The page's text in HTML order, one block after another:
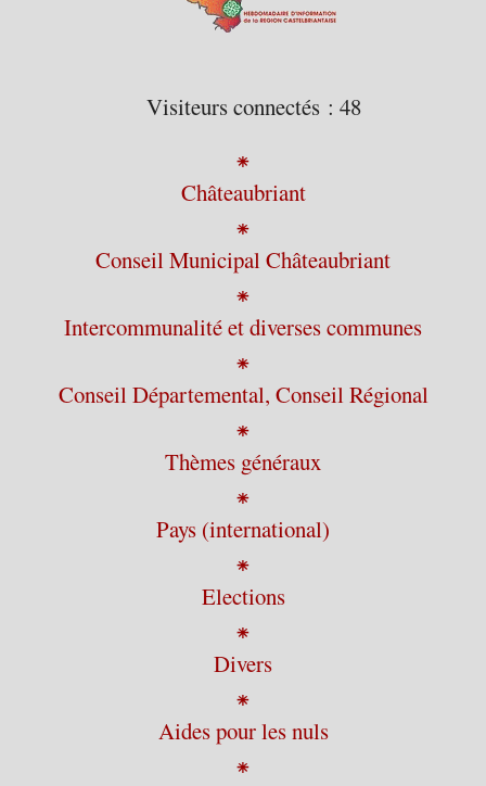
Visiteurs connectés :48
⁕
Châteaubriant
⁕
Conseil Municipal Châteaubriant
⁕
Intercommunalité et diverses communes
⁕
Conseil Départemental, Conseil Régional
⁕
Thèmes généraux
⁕
Pays (international)
⁕
Elections
⁕
Divers
⁕
Aides pour les nuls
⁕